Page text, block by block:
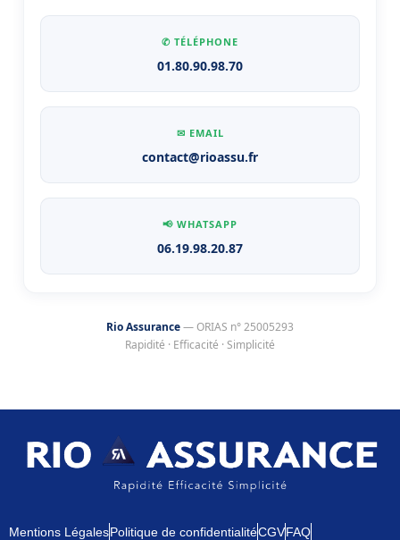
✆ TÉLÉPHONE
01.80.90.98.70
✉ EMAIL
contact@rioassu.fr
📢 WHATSAPP
06.19.98.20.87
Rio Assurance— ORIAS n° 25005293
Rapidité · Efficacité · Simplicité
Mentions LégalesPolitique de confidentialitéCGVFAQ